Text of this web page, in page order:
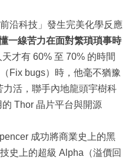
沿科技」發生完美化學反應
一線苦力在面對繁瑣瑣事時
才有 60% 至 70% 的時間
Fix bugs）時，他毫不猶豫
活，聯手內地龍頭宇樹科
Thor 晶片平台與開源
成功將商業史上的黑
史上的超級 Alpha（溢價回